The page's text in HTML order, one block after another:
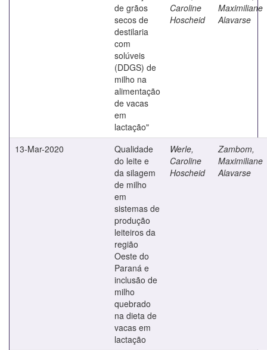
de grãos
secos de
destilaria
com
solúveis
(DDGS) de
milho na
alimentação
de vacas
em
lactação"
Caroline
Hoscheid
Maximiliane
Alavarse
13-Mar-2020
Qualidade
do leite e
da silagem
de milho
em
sistemas de
produção
leiteiros da
região
Oeste do
Paraná e
inclusão de
milho
quebrado
na dieta de
vacas em
lactação
Werle,
Caroline
Hoscheid
Zambom,
Maximiliane
Alavarse